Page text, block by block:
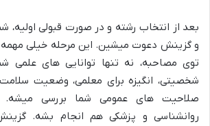
بعد از انتخاب رشته و در صورت قبولی اولیه،
و گزینش دعوت میشین. این مرحله خیلی
توی مصاحبه، نه تنها توانایی های علمی
شخصیتی، انگیزه برای معلمی، وضعیت
صلاحیت های عمومی شما بررسی
روانشناسی و پزشکی هم انجام بشه.